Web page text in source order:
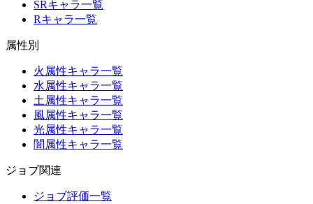
SRキャラ一覧
Rキャラ一覧
属性別
火属性キャラ一覧
水属性キャラ一覧
土属性キャラ一覧
風属性キャラ一覧
光属性キャラ一覧
闇属性キャラ一覧
ジョブ関連
ジョブ評価一覧